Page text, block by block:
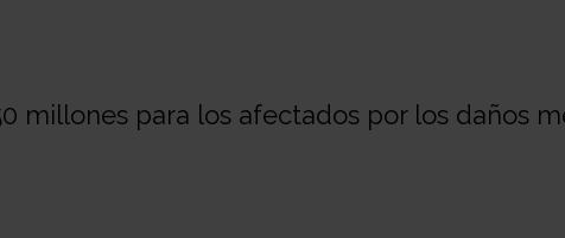
millones para los afectados por los daños